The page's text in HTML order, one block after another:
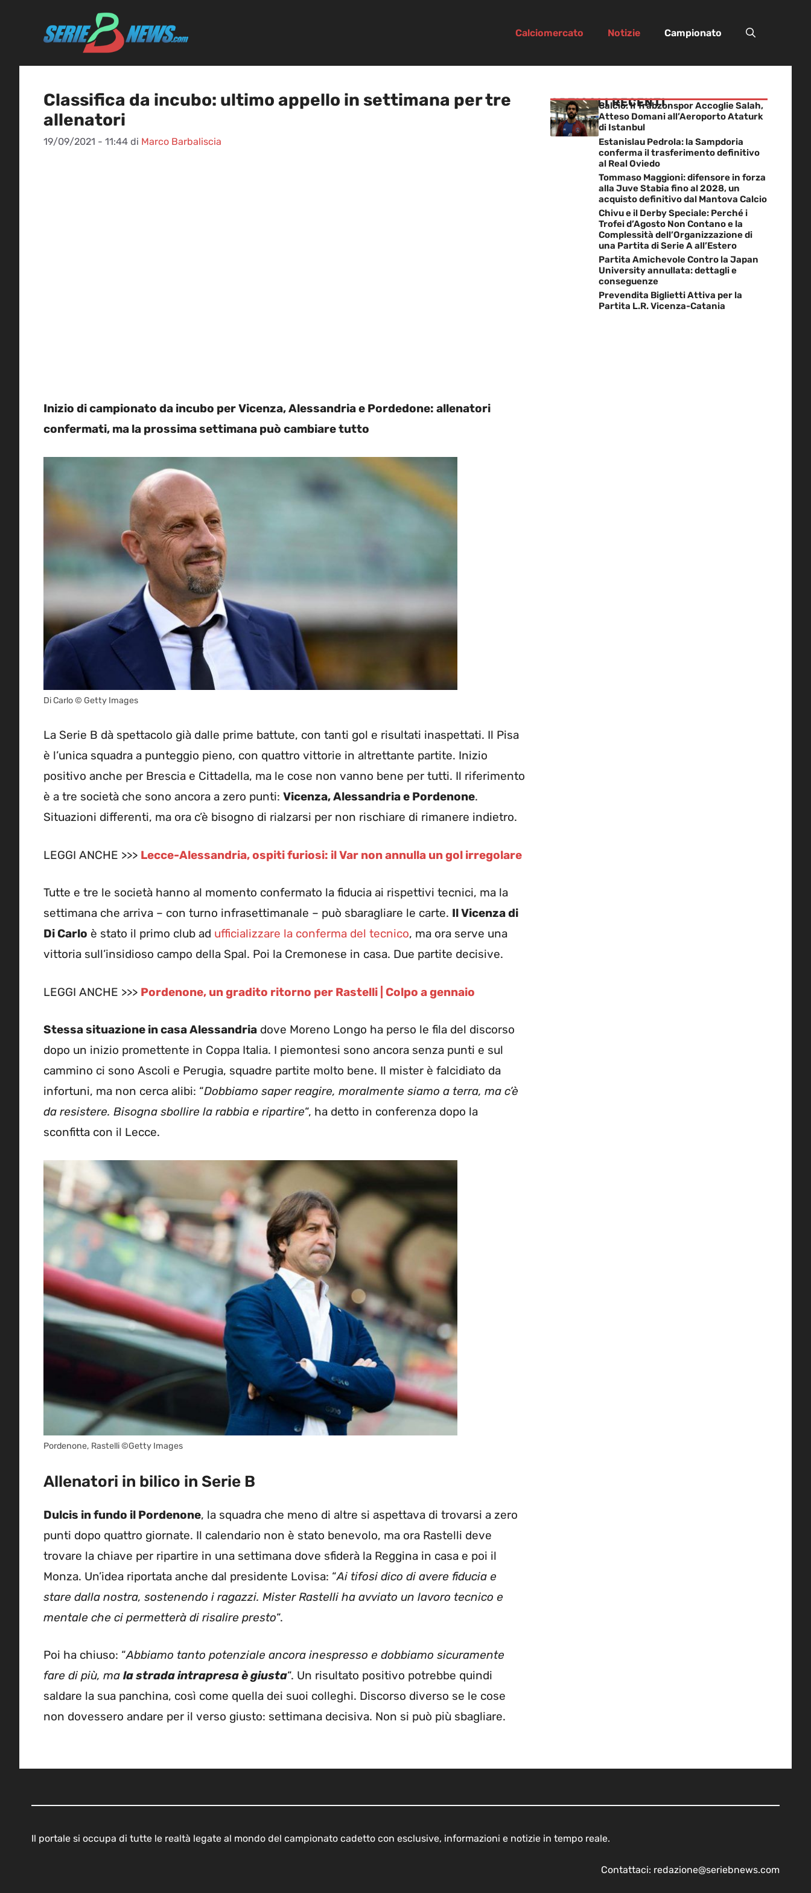
Calciomercato Notizie Campionato
Classifica da incubo: ultimo appello in settimana per tre
allenatori
19/09/2021 - 11:44 di Marco Barbaliscia
Inizio di campionato da incubo per Vicenza, Alessandria e Pordedone: allenatori
confermati, ma la prossima settimana può cambiare tutto
Di Carlo © Getty Images
La Serie B dà spettacolo già dalle prime battute, con tanti gol e risultati inaspettati. Il Pisa
è l’unica squadra a punteggio pieno, con quattro vittorie in altrettante partite. Inizio
positivo anche per Brescia e Cittadella, ma le cose non vanno bene per tutti. Il riferimento
è a tre società che sono ancora a zero punti: Vicenza, Alessandria e Pordenone.
Situazioni differenti, ma ora c’è bisogno di rialzarsi per non rischiare di rimanere indietro.
LEGGI ANCHE >>> Lecce-Alessandria, ospiti furiosi: il Var non annulla un gol irregolare
Tutte e tre le società hanno al momento confermato la fiducia ai rispettivi tecnici, ma la
settimana che arriva – con turno infrasettimanale – può sbaragliare le carte. Il Vicenza di
Di Carlo è stato il primo club ad ufficializzare la conferma del tecnico, ma ora serve una
vittoria sull’insidioso campo della Spal. Poi la Cremonese in casa. Due partite decisive.
LEGGI ANCHE >>> Pordenone, un gradito ritorno per Rastelli | Colpo a gennaio
Stessa situazione in casa Alessandria dove Moreno Longo ha perso le fila del discorso
dopo un inizio promettente in Coppa Italia. I piemontesi sono ancora senza punti e sul
cammino ci sono Ascoli e Perugia, squadre partite molto bene. Il mister è falcidiato da
infortuni, ma non cerca alibi: “Dobbiamo saper reagire, moralmente siamo a terra, ma c’è
da resistere. Bisogna sbollire la rabbia e ripartire“, ha detto in conferenza dopo la
sconfitta con il Lecce.
Pordenone, Rastelli ©Getty Images
Allenatori in bilico in Serie B
Dulcis in fundo il Pordenone, la squadra che meno di altre si aspettava di trovarsi a zero
punti dopo quattro giornate. Il calendario non è stato benevolo, ma ora Rastelli deve
trovare la chiave per ripartire in una settimana dove sfiderà la Reggina in casa e poi il
Monza. Un’idea riportata anche dal presidente Lovisa: “Ai tifosi dico di avere fiducia e
stare dalla nostra, sostenendo i ragazzi. Mister Rastelli ha avviato un lavoro tecnico e
mentale che ci permetterà di risalire presto“.
Poi ha chiuso: “Abbiamo tanto potenziale ancora inespresso e dobbiamo sicuramente
fare di più, ma la strada intrapresa è giusta“. Un risultato positivo potrebbe quindi
saldare la sua panchina, così come quella dei suoi colleghi. Discorso diverso se le cose
non dovessero andare per il verso giusto: settimana decisiva. Non si può più sbagliare.
ARTICOLI RECENTI
Calcio: Il Trabzonspor Accoglie Salah,
Atteso Domani all’Aeroporto Ataturk
di Istanbul
Estanislau Pedrola: la Sampdoria
conferma il trasferimento definitivo
al Real Oviedo
Tommaso Maggioni: difensore in forza
alla Juve Stabia fino al 2028, un
acquisto definitivo dal Mantova Calcio
Chivu e il Derby Speciale: Perché i
Trofei d’Agosto Non Contano e la
Complessità dell’Organizzazione di
una Partita di Serie A all’Estero
Partita Amichevole Contro la Japan
University annullata: dettagli e
conseguenze
Prevendita Biglietti Attiva per la
Partita L.R. Vicenza-Catania
Il portale si occupa di tutte le realtà legate al mondo del campionato cadetto con esclusive, informazioni e notizie in tempo reale.
Contattaci: redazione@seriebnews.com